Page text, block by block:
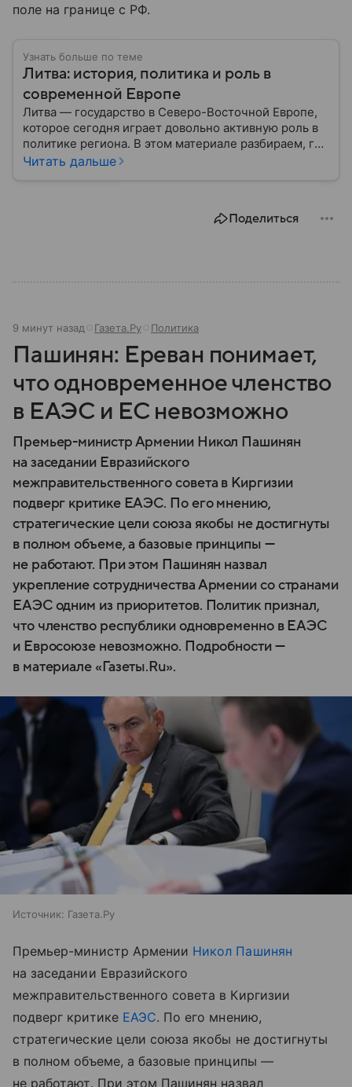
поле на границе с РФ.
Узнать больше по теме
Литва: история, политика и роль в
современной Европе
Литва — государство в Северо-Восточной Европе,
которое сегодня играет довольно активную роль в
политике региона. В этом материале разбираем, где
находится Литва, как она формировалась
Читать дальше
Поделиться
9 минут назад Газета.Ру Политика
Пашинян: Ереван понимает,
что одновременное членство
в ЕАЭС и ЕС невозможно
Премьер-министр Армении Никол Пашинян
на заседании Евразийского
межправительственного совета в Киргизии
подверг критике ЕАЭС. По его мнению,
стратегические цели союза якобы не достигнуты
в полном объеме, а базовые принципы —
не работают. При этом Пашинян назвал
укрепление сотрудничества Армении со странами
ЕАЭС одним из приоритетов. Политик признал,
что членство республики одновременно в ЕАЭС
и Евросоюзе невозможно. Подробности —
в материале «Газеты.Ru».
Источник: Газета.Ру
Премьер-министр Армении Никол Пашинян
на заседании Евразийского
межправительственного совета в Киргизии
подверг критике ЕАЭС. По его мнению,
стратегические цели союза якобы не достигнуты
в полном объеме, а базовые принципы —
не работают. При этом Пашинян назвал